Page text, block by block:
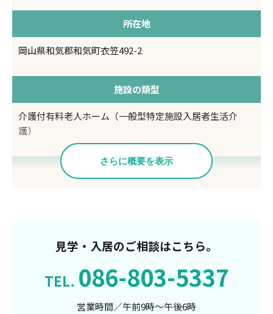
所在地
岡山県和気郡和気町衣笠492-2
施設の類型
介護付有料老人ホーム（一般型特定施設入居者生活介
護）
入居要件
定員数
さらに概要を表示
見学・入居のご相談はこちら。
TEL. 086-803-5337
営業時間／午前9時～午後6時